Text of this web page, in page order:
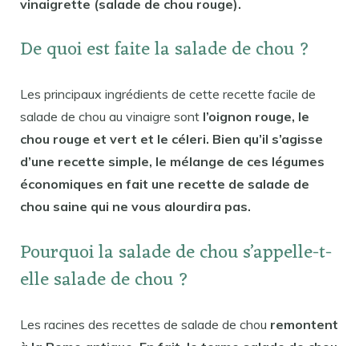
vinaigrette (salade de chou rouge).
De quoi est faite la salade de chou ?
Les principaux ingrédients de cette recette facile de
salade de chou au vinaigre sont l’oignon rouge, le
chou rouge et vert et le céleri. Bien qu’il s’agisse
d’une recette simple, le mélange de ces légumes
économiques en fait une recette de salade de
chou saine qui ne vous alourdira pas.
Pourquoi la salade de chou s’appelle-t-
elle salade de chou ?
Les racines des recettes de salade de chou remontent